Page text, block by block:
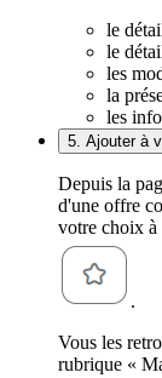
le
le
les
la
les
5. Ajouter à
Depuis la
d'une offre
votre choix
.
Vous les
rubrique «